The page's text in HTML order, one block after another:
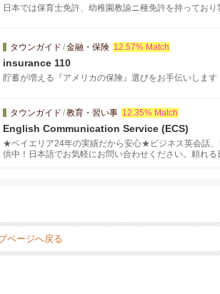
日本では保育士免許、幼稚園教諭ニ種免許を持ってお
タウンガイド /金融・保険 12.57% Match
insurance 110
貯蓄が増える『アメリカの保険』選びをお手伝いします
タウンガイド /教育・習い事 12.35% Match
English Communication Service (ECS)
★ベイエリア24年の実績だから安心★ビジネス英会話
供中！日本語でお気軽にお問い合わせください。頼れ
ページへ戻る